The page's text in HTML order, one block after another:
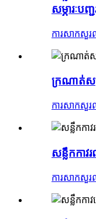
សម្ភារៈបញ្ជ
ការសាកសួរ
ក្រណាត់សម្
ការសាកសួរ
សន្លឹកកាវ
ការសាកសួរ